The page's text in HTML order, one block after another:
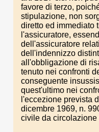
favore di terzo,
stipulazione, non
diretto ed immediato
l'assicuratore,
dell'assicuratore
dell'indennizzo
all'obbligazione di
tenuto nei confronti
conseguente
quest'ultimo nei
l'eccezione prevista
dicembre 1969, n.
civile da circolazione